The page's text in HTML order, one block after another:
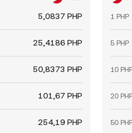
5,0837 PHP
25,4186 PHP
50,8373 PHP
101,67 PHP
254,19 PHP
1 PHP
5 PHP
10
20
50